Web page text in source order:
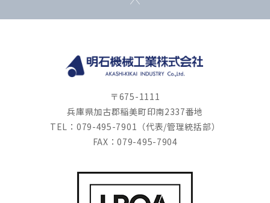
〒675-1111
兵庫県加古郡稲美町印南2337番地
TEL：079-495-7901（代表/管理統括部）
FAX：079-495-7904